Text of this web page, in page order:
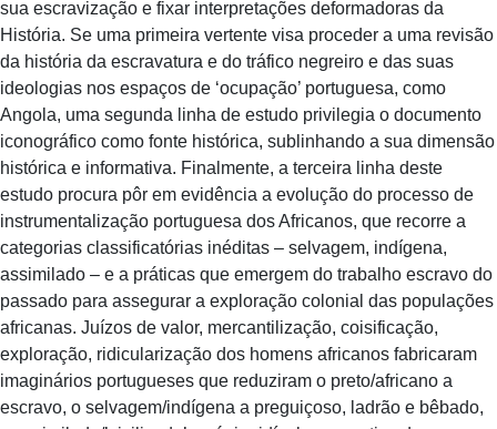
sua escravização e fixar interpretações deformadoras da
História. Se uma primeira vertente visa proceder a uma revisão
da história da escravatura e do tráfico negreiro e das suas
ideologias nos espaços de ‘ocupação’ portuguesa, como
Angola, uma segunda linha de estudo privilegia o documento
iconográfico como fonte histórica, sublinhando a sua dimensão
histórica e informativa. Finalmente, a terceira linha deste
estudo procura pôr em evidência a evolução do processo de
instrumentalização portuguesa dos Africanos, que recorre a
categorias classificatórias inéditas – selvagem, indígena,
assimilado – e a práticas que emergem do trabalho escravo do
passado para assegurar a exploração colonial das populações
africanas. Juízos de valor, mercantilização, coisificação,
exploração, ridicularização dos homens africanos fabricaram
imaginários portugueses que reduziram o preto/africano a
escravo, o selvagem/indígena a preguiçoso, ladrão e bêbado,